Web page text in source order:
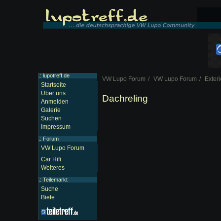
VW Lupo Forum VW Lupo Forum
Dachreling
.: lupotreff.de
Startseite
Über uns
Anmelden
Galerie
Suchen
Impressum
.: Forum
VW Lupo Forum
Car Hifi
Weiteres
.: Teilemarkt
Suche
Biete